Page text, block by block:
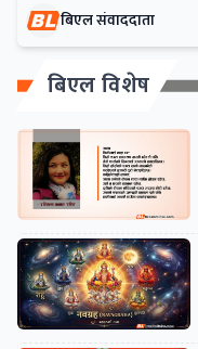
बिएल संवाददाता
बिएल विशेष